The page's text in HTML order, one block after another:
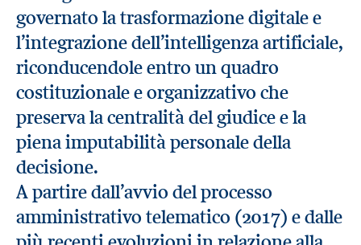
governato la trasformazione digitale e
l’integrazione dell’intelligenza artificiale,
riconducendole entro un quadro
costituzionale e organizzativo che
preserva la centralità del giudice e la
piena imputabilità personale della
decisione.
A partire dall’avvio del processo
amministrativo telematico (2017) e dalle